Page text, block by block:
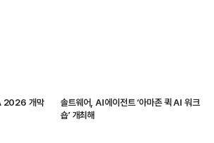
2026 개막
솔트웨어, AI에이전트 ‘아마존 퀵 AI 워크
숍’ 개최해